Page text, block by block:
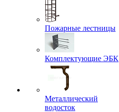
Пожарные лестницы
Комплектующие ЭБК
Металлический
водосток